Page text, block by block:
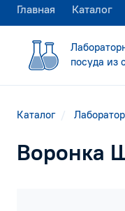
Главная Каталог
посуда из
Каталог
Воронка